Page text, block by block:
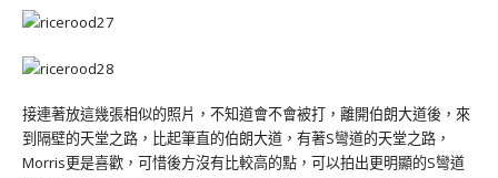
接連著放這幾張相似的照片，不知道會不會被打，離開伯朗大道後，來
到隔壁的天堂之路，比起筆直的伯朗大道，有著S彎道的天堂之路，
Morris更是喜歡，可惜後方沒有比較高的點，可以拍出更明顯的S彎道